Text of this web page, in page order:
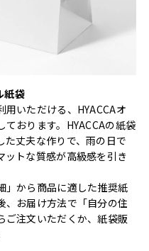
紙袋
いただける、HYACCAオ
おります。HYACCAの紙袋
た丈夫な作りで、雨の日で
ットな質感が高級感を引き
」から商品に適した推奨紙
、お届け方法で「自分の住
ご注文いただくか、紙袋販